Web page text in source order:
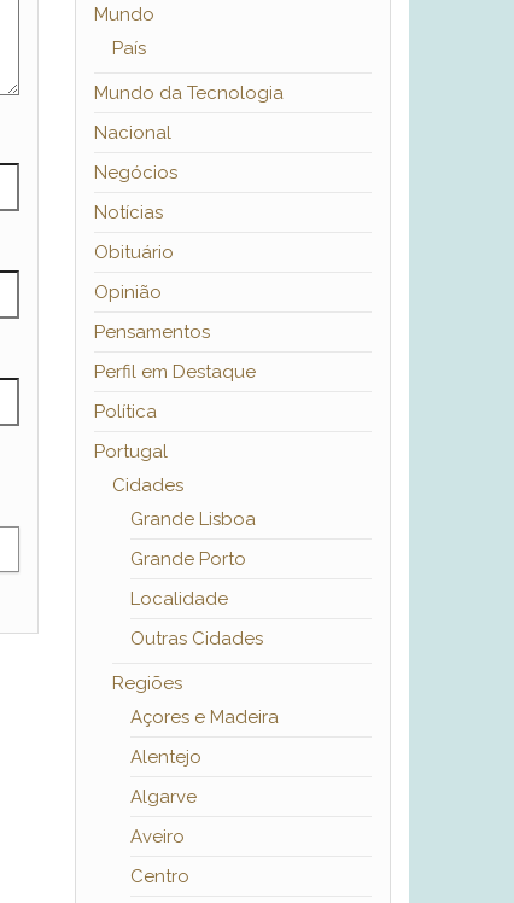
Mundo
País
Mundo da Tecnologia
Nacional
Negócios
Notícias
Obituário
Opinião
Pensamentos
Perfil em Destaque
Política
Portugal
Cidades
Grande Lisboa
Grande Porto
Localidade
Outras Cidades
Regiões
Açores e Madeira
Alentejo
Algarve
Aveiro
Centro